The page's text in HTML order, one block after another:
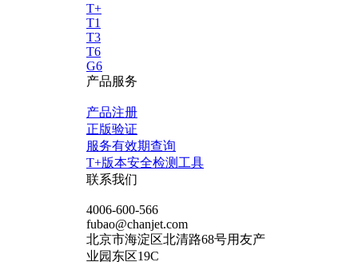
T+
T1
T3
T6
G6
产品服务
产品注册
正版验证
服务有效期查询
T+版本安全检测工具
联系我们
4006-600-566
fubao@chanjet.com
北京市海淀区北清路68号用友产
业园东区19C